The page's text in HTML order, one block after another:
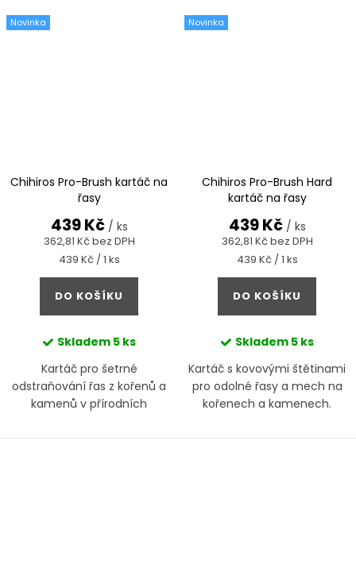
Novinka
Chihiros Pro-Brush kartáč na
řasy
362,81 Kč bez DPH
439 Kč / ks
Měrná
cena:
439 Kč / 1 ks
DO KOŠÍKU
Skladem 5 ks
Kartáč pro šetrné
odstraňování řas z kořenů a
kamenů v přírodních
Novinka
Chihiros Pro-Brush Hard
kartáč na řasy
362,81 Kč bez DPH
439 Kč / ks
Měrná
cena:
439 Kč / 1 ks
DO KOŠÍKU
Skladem 5 ks
Kartáč s kovovými štětinami
pro odolné řasy a mech na
kořenech a kamenech.